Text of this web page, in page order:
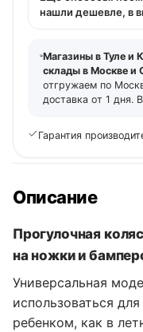
нашли дешевле, в
Магазины в Туле и
склады в Москве и
отгружаем по
доставка от 1 дня.
Гарантия
Описание
Прогулочная
на ножки и
Универсальная
использоваться
ребенком, как в